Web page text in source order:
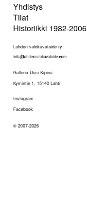
Yhdistys
Tilat
Historiikki 1982-2006
Lahden valokuvataide ry
Galleria Uusi Kipinä
Kymintie 1, 15140 Lahti
Instagram
Facebook
© 2007-2026